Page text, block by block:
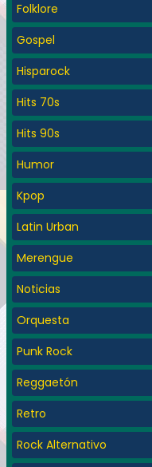
Folklore
Gospel
Hisparock
Hits 70s
Hits 90s
Humor
Kpop
Latin Urban
Merengue
Noticias
Orquesta
Punk Rock
Reggaetón
Retro
Rock Alternativo